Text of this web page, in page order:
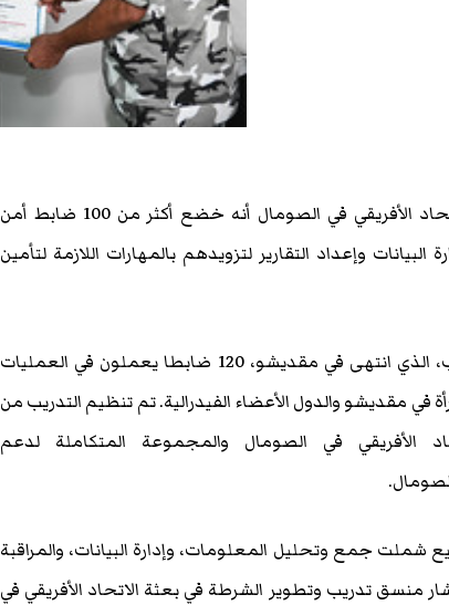
مقديشو- قراءات صومالية- أفادت بعثة الاتحاد الأفريقي في الصومال أنه خضع أكثر من 100 ضابط أمن
وإعداد التقارير لتزويدهم بالمهارات اللازمة لتأمين
ووفق بيان البعثة في الصومال حضر التدريب، الذي انتهى في مقديشو، 120 ضابطا يعملون في العمليات
في مقديشو والدول الأعضاء الفيدرالية. تم تنظيم التدريب من
الأفريقي في الصومال والمجموعة المتكاملة لدعم
.
شملت جمع وتحليل المعلومات، وإدارة البيانات، والمراقبة
منسق تدريب وتطوير الشرطة في بعثة الاتحاد الأفريقي في